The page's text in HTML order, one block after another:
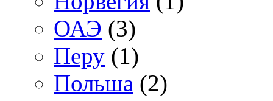
ОАЭ (3)
Перу (1)
Польша (2)